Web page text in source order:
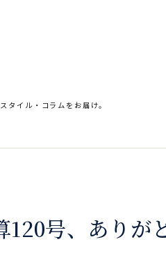
イル・コラムをお届け。
号、ありが